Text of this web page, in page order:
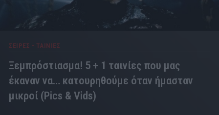
ΣΕΙΡΕΣ - ΤΑΙΝΙΕΣ
Ξεμπρόστιασμα! 5 + 1 ταινίες που μας
έκαναν να… κατουρηθούμε όταν ήμασταν
μικροί (Pics & Vids)